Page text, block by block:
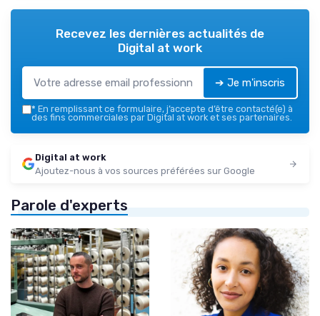
Recevez les dernières actualités de
Digital at work
➔ Je m'inscris
* En remplissant ce formulaire, j’accepte d’être contacté(e) à
des fins commerciales par Digital at work et ses partenaires.
Digital at work
Ajoutez-nous à vos sources préférées sur Google
Parole d'experts